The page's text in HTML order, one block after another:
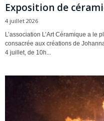
Exposition de
4 juillet 2026
L’association L’Art Céramique a le
consacrée aux créations de
4 juillet, de 10h...